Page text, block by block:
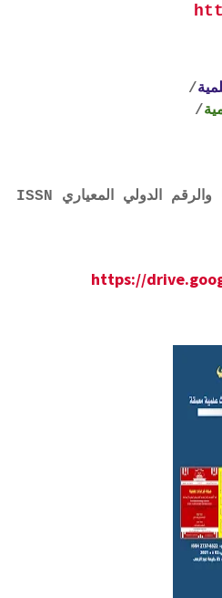
/
/
لتحميل لائحة الشروط والتعرف على لجان المجلات واعتماداتها والرقم الدولي المعياري ISSN
https://